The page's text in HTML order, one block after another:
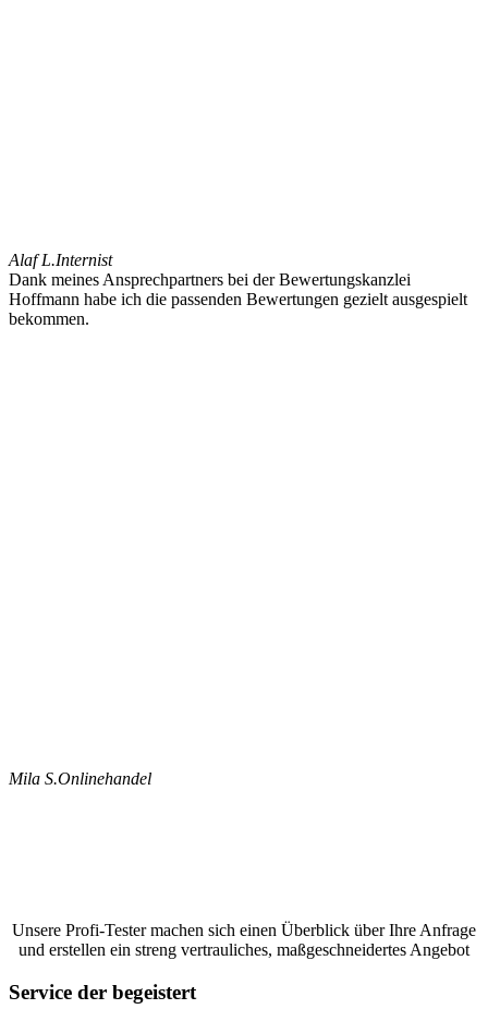
Alaf L.Internist
Dank meines Ansprechpartners bei der Bewertungskanzlei
Hoffmann habe ich die passenden Bewertungen gezielt ausgespielt
bekommen.
Mila S.Onlinehandel
Unsere Profi-Tester machen sich einen Überblick über Ihre Anfrage
und erstellen ein streng vertrauliches, maßgeschneidertes Angebot
Service der begeistert